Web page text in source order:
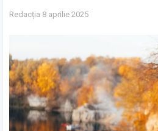
Redacția 8 aprilie 2025